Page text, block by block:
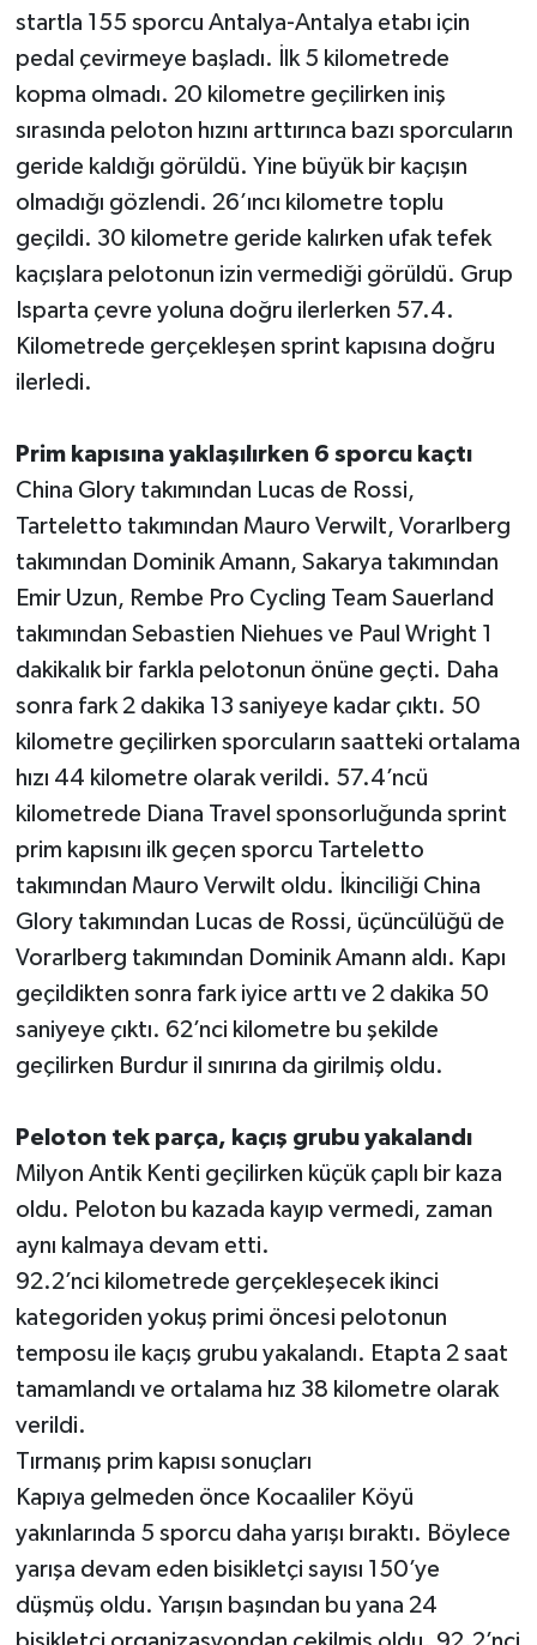
startla 155 sporcu Antalya-Antalya etabı için
pedal çevirmeye başladı. İlk 5 kilometrede
kopma olmadı. 20 kilometre geçilirken iniş
sırasında peloton hızını arttırınca bazı sporcuların
geride kaldığı görüldü. Yine büyük bir kaçışın
olmadığı gözlendi. 26’ıncı kilometre toplu
geçildi. 30 kilometre geride kalırken ufak tefek
kaçışlara pelotonun izin vermediği görüldü. Grup
Isparta çevre yoluna doğru ilerlerken 57.4.
Kilometrede gerçekleşen sprint kapısına doğru
ilerledi.
Prim kapısına yaklaşılırken 6 sporcu kaçtı
China Glory takımından Lucas de Rossi,
Tarteletto takımından Mauro Verwilt, Vorarlberg
takımından Dominik Amann, Sakarya takımından
Emir Uzun, Rembe Pro Cycling Team Sauerland
takımından Sebastien Niehues ve Paul Wright 1
dakikalık bir farkla pelotonun önüne geçti. Daha
sonra fark 2 dakika 13 saniyeye kadar çıktı. 50
kilometre geçilirken sporcuların saatteki ortalama
hızı 44 kilometre olarak verildi. 57.4’ncü
kilometrede Diana Travel sponsorluğunda sprint
prim kapısını ilk geçen sporcu Tarteletto
takımından Mauro Verwilt oldu. İkinciliği China
Glory takımından Lucas de Rossi, üçüncülüğü de
Vorarlberg takımından Dominik Amann aldı. Kapı
geçildikten sonra fark iyice arttı ve 2 dakika 50
saniyeye çıktı. 62’nci kilometre bu şekilde
geçilirken Burdur il sınırına da girilmiş oldu.
Peloton tek parça, kaçış grubu yakalandı
Milyon Antik Kenti geçilirken küçük çaplı bir kaza
oldu. Peloton bu kazada kayıp vermedi, zaman
aynı kalmaya devam etti.
92.2’nci kilometrede gerçekleşecek ikinci
kategoriden yokuş primi öncesi pelotonun
temposu ile kaçış grubu yakalandı. Etapta 2 saat
tamamlandı ve ortalama hız 38 kilometre olarak
verildi.
Tırmanış prim kapısı sonuçları
Kapıya gelmeden önce Kocaaliler Köyü
yakınlarında 5 sporcu daha yarışı bıraktı. Böylece
yarışa devam eden bisikletçi sayısı 150’ye
düşmüş oldu. Yarışın başından bu yana 24
Spor
Teknoloji
Televizyon
Turizm
Yaşam